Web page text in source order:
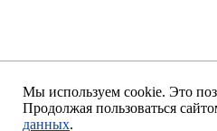
Мы используем cookie. Это
Продолжая пользоваться
данных.